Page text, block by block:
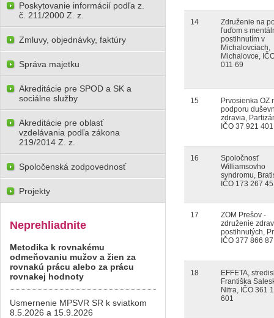
14
Združenie na
ľuďom s
postihnutím v
Michalovciach,
Michalovce,
011 69
15
Prvosienka OZ
podporu
zdravia,
IČO 37 921 401
16
Spoločnosť
Williamsovho
syndromu,
IČO 173 267 45
17
ZOM Prešov -
združenie
postihnutých,
IČO 377 866 87
18
EFFETA,
Františka
Nitra, IČO 361
601
Poskytovanie informácií podľa z.
č. 211/2000 Z. z.
Zmluvy, objednávky, faktúry
Správa majetku
Akreditácie pre SPOD a SK a
sociálne služby
Akreditácie pre oblasť
vzdelávania podľa zákona
219/2014 Z. z.
Spoločenská zodpovednosť
Projekty
Neprehliadnite
Metodika k rovnakému
odmeňovaniu mužov a žien za
rovnakú prácu alebo za prácu
rovnakej hodnoty
Usmernenie MPSVR SR k sviatkom
8.5.2026 a 15.9.2026